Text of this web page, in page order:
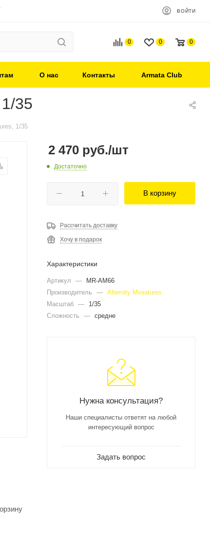
ВОЙТИ
0 0 0
О нас Контакты Armata Club
35
1/35
2 470 руб./шт
Достаточно
В корзину
Рассчитать доставку
Хочу в подарок
Характеристики
Артикул —
MR-AM66
Производитель
— Alternity Miniatures
Масштаб —
1/35
Сложность
— средне
Нужна консультация?
Наши специалисты ответят на любой
интересующий вопрос
Задать вопрос